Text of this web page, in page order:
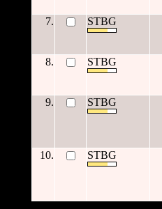
7. STBG
8. STBG
9. STBG
10. STBG